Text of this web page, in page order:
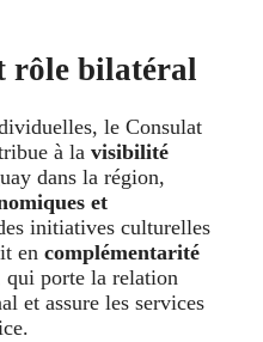
rôle bilatéral
le Consulat
à la visibilité
dans la région,
et
initiatives culturelles
en complémentarité
qui porte la relation
et assure les services